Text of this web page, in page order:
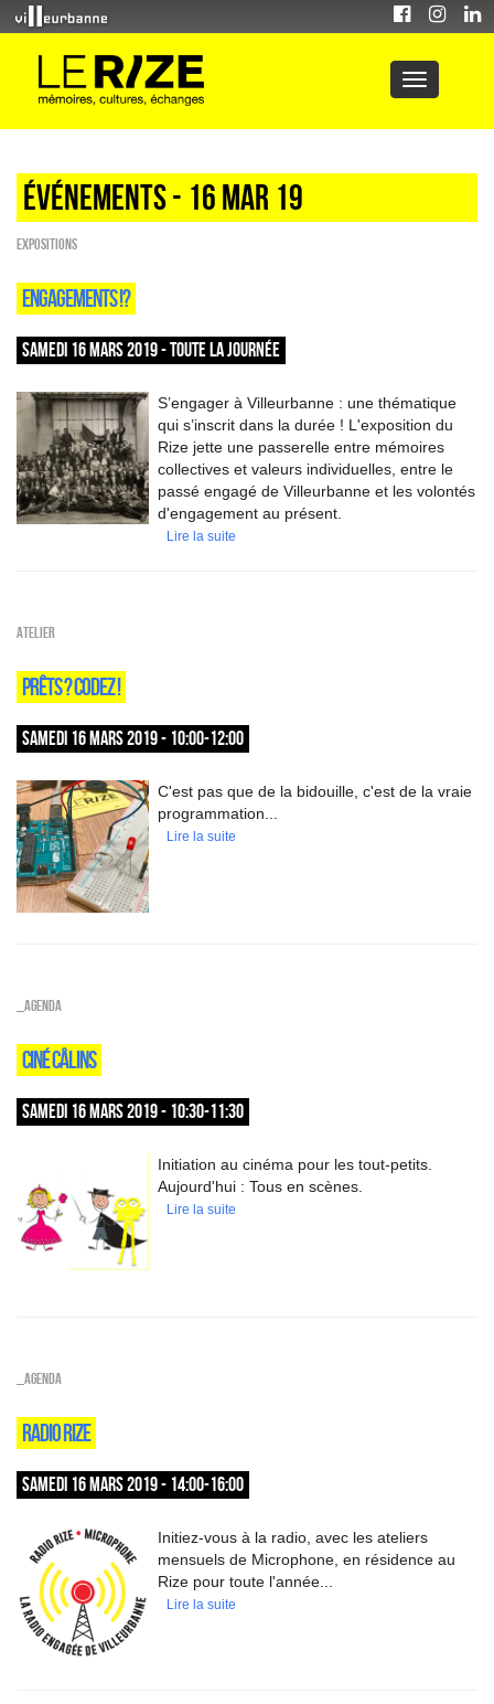
Événements - 16 Mar 19
EXPOSITIONS
ENGAGEMENTS !?
SAMEDI 16 MARS 2019 - TOUTE LA JOURNÉE
S’engager à Villeurbanne : une thématique
qui s’inscrit dans la durée ! L'exposition du
Rize jette une passerelle entre mémoires
collectives et valeurs individuelles, entre le
passé engagé de Villeurbanne et les volontés
d'engagement au présent.
Lire la suite
Atelier
PRÊTS ? CODEZ !
SAMEDI 16 MARS 2019 - 10:00-12:00
C'est pas que de la bidouille, c'est de la vraie
programmation...
Lire la suite
_Agenda
CINÉ CÂLINS
SAMEDI 16 MARS 2019 - 10:30-11:30
Initiation au cinéma pour les tout-petits.
Aujourd'hui : Tous en scènes.
Lire la suite
_Agenda
RADIO RIZE
SAMEDI 16 MARS 2019 - 14:00-16:00
Initiez-vous à la radio, avec les ateliers
mensuels de Microphone, en résidence au
Rize pour toute l'année...
Lire la suite